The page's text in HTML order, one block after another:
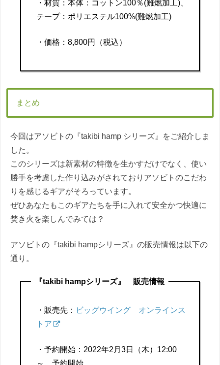
・材質：本体：コットン100％(難燃加工)、
テープ：ポリエステル100%(難燃加工)
・価格：8,800円（税込）
まとめ
今回はアソビトの『takibi hamp シリーズ』をご紹介しま
した。
このシリーズは新素材の特徴を生かすだけでなく、使い
勝手を考慮した作り込みがされておりアソビトのこだわ
りを感じるギアがそろっています。
ぜひあなたもこのギアたちを手に入れて安全かつ快適に
焚き火を楽しんでみては？
アソビトの『takibi hampシリーズ』の販売情報は以下の
通り。
『takibi hampシリーズ』 販売情報
・ 販売先： ビッグウイング オンラインス
トア
・予約開始：2022年2月3日（木）12:00
～ 予約開始